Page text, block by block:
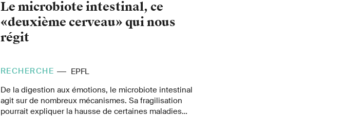
Le microbiote intestinal, ce
«deuxième cerveau» qui nous
régit
RECHERCHE
EPFL
De la digestion aux émotions, le microbiote intestinal
agit sur de nombreux mécanismes. Sa fragilisation
pourrait expliquer la hausse de certaines maladies